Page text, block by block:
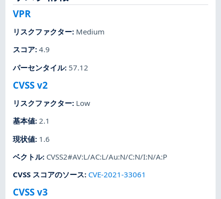
VPR
リスクファクター: Medium
スコア:4.9
パーセンタイル: 57.12
CVSS v2
リスクファクター: Low
基本値:2.1
現状値: 1.6
ベクトル: CVSS2#AV:L/AC:L/Au:N/C:N/I:N/A:P
CVSS スコアのソース: CVE-2021-33061
CVSS v3